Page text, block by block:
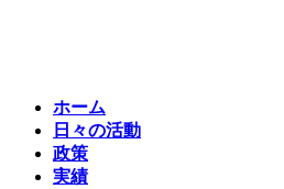
ホーム
日々の活動
政策
実績